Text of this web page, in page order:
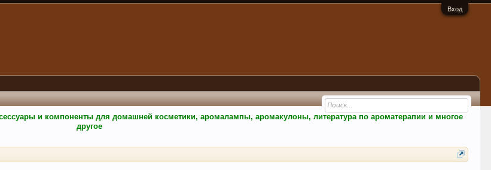
Вход
и компоненты для домашней косметики, аромалампы, аромакулоны, литература по ароматерапии и многое
другое